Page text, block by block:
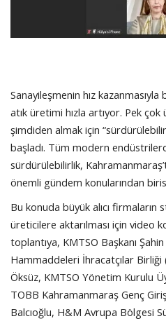
Sanayileşmenin hız
atık üretimi hızla artıyor. Pek
şimdiden almak için
başladı. Tüm modern
sürdürülebilirlik,
önemli gündem konularından
Bu konuda büyük alıcı firmaların
üreticilere aktarılması için video
toplantıya, KMTSO Başkanı
Hammaddeleri İhracatçılar Birliği
Öksüz, KMTSO Yönetim Kurulu
TOBB Kahramanmaraş Genç
Balcıoğlu, H&M Avrupa Bölgesi